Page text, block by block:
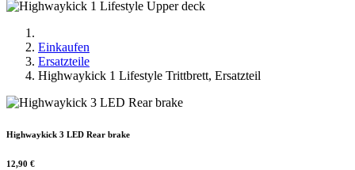
Einkaufen
Ersatzteile
Highwaykick 1 Lifestyle Trittbrett, Ersatzteil
Highwaykick 3 LED Rear brake
12,90 €